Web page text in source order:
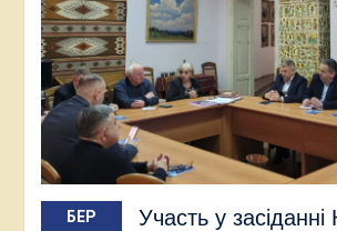
БЕР
Участь у засіданні